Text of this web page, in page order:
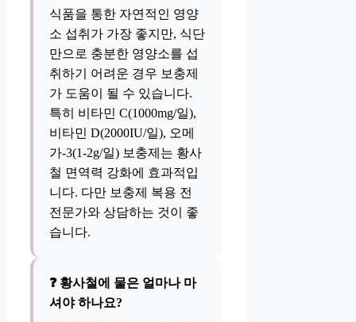
식품을 통한 자연적인 영양
소 섭취가 가장 좋지만, 식단
만으로 충분한 영양소를 섭
취하기 어려운 경우 보충제
가 도움이 될 수 있습니다.
특히 비타민 C(1000mg/일),
비타민 D(2000IU/일), 오메
가-3(1-2g/일) 보충제는 황사
철 면역력 강화에 효과적입
니다. 다만 보충제 복용 전
전문가와 상담하는 것이 좋
습니다.
❓ 황사철에 물은 얼마나 마
셔야 하나요?